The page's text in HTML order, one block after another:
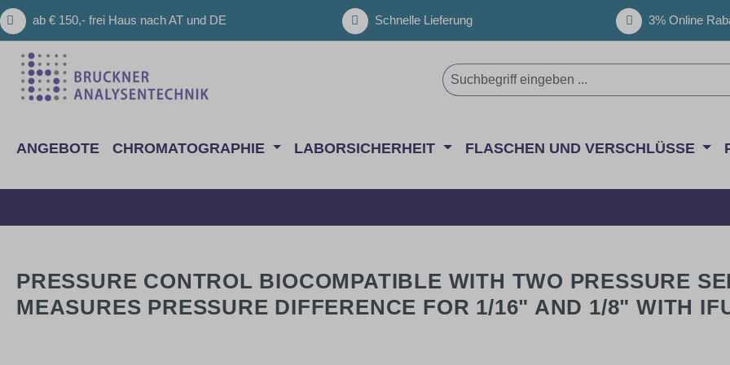
Hauptinhalt springen
Zur Suche springen
Zur Hauptnavigation springen
ab € 150,- frei Haus nach AT und DE Schnelle Lieferung 3% Online
ANGEBOTE CHROMATOGRAPHIE LABORSICHERHEIT FLASCHEN UND VERSCHLÜSSE
PRESSURE CONTROL BIOCOMPATIBLE WITH TWO PRESSURE
MEASURES PRESSURE DIFFERENCE FOR 1/16" AND 1/8" WITH